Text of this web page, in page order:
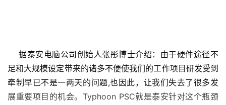
据泰安电脑公司创始人张彤博士介绍：由于硬件途径不
足和大规模设定带来的诸多不便使我们的工作项目研发受到
牵制早已不是一两天的问题,也因此，让我们失去了很多发
展重要项目的机会。Typhoon PSC就是泰安针对这个瓶颈